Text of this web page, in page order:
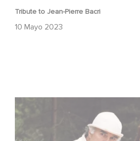
Tribute to Jean-Pierre Bacri
10 Mayo 2023
Au revoir Michel Piccoli !